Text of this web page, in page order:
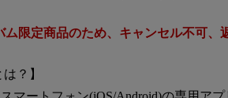
限定商品のため、キャンセル不可、
？】